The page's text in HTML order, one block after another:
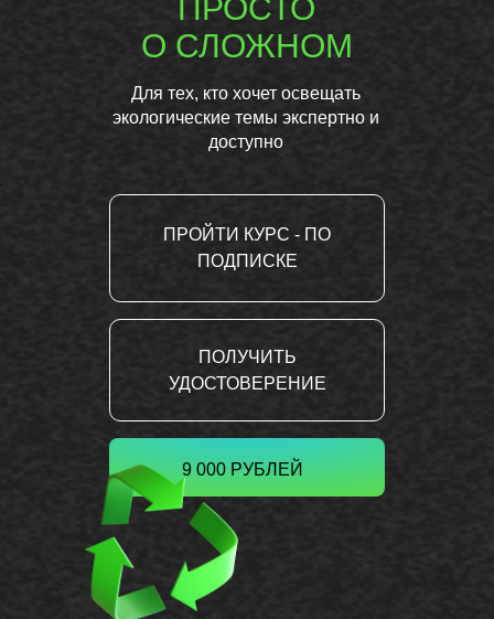
ПРОСТО
О СЛОЖНОМ
Для тех, кто хочет освещать
экологические темы экспертно и
доступно
ПОЛУЧИТЬ
УДОСТОВЕРЕНИЕ
ПРОЙТИ КУРС - ПО
ПОДПИСКЕ
9 000 РУБЛЕЙ